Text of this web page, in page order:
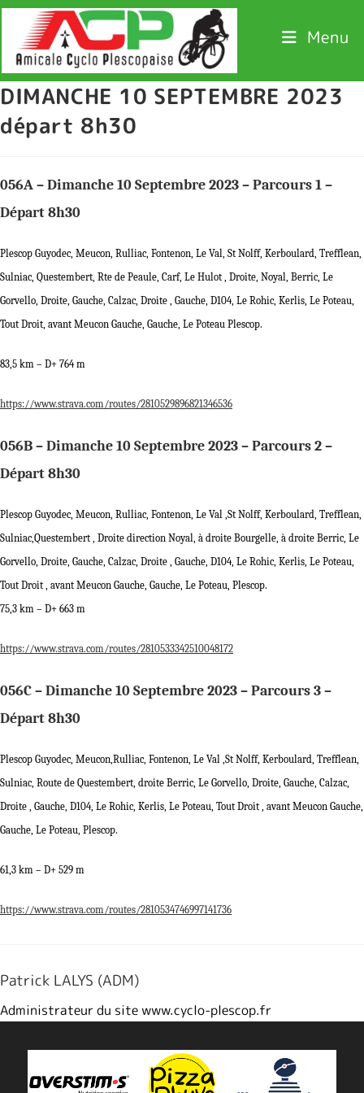
Menu
DIMANCHE 10 SEPTEMBRE 2023
départ 8h30
056A – Dimanche 10 Septembre 2023 – Parcours 1 –
Départ 8h30
Plescop Guyodec, Meucon, Rulliac, Fontenon, Le Val, St Nolff, Kerboulard, Trefflean,
Sulniac, Questembert, Rte de Peaule, Carf, Le Hulot , Droite, Noyal, Berric, Le
Gorvello, Droite, Gauche, Calzac, Droite , Gauche, D104, Le Rohic, Kerlis, Le Poteau,
Tout Droit, avant Meucon Gauche, Gauche, Le Poteau Plescop.
83,5 km – D+ 764 m
https://www.strava.com/routes/2810529896821346536
056B – Dimanche 10 Septembre 2023 – Parcours 2 –
Départ 8h30
Plescop Guyodec, Meucon, Rulliac, Fontenon, Le Val ,St Nolff, Kerboulard, Trefflean,
Sulniac,Questembert , Droite direction Noyal, à droite Bourgelle, à droite Berric, Le
Gorvello, Droite, Gauche, Calzac, Droite , Gauche, D104, Le Rohic, Kerlis, Le Poteau,
Tout Droit , avant Meucon Gauche, Gauche, Le Poteau, Plescop.
75,3 km – D+ 663 m
https://www.strava.com/routes/2810533342510048172
056C – Dimanche 10 Septembre 2023 – Parcours 3 –
Départ 8h30
Plescop Guyodec, Meucon,Rulliac, Fontenon, Le Val ,St Nolff, Kerboulard, Trefflean,
Sulniac, Route de Questembert, droite Berric, Le Gorvello, Droite, Gauche, Calzac,
Droite , Gauche, D104, Le Rohic, Kerlis, Le Poteau, Tout Droit , avant Meucon Gauche,
Gauche, Le Poteau, Plescop.
61,3 km – D+ 529 m
https://www.strava.com/routes/2810534746997141736
Patrick LALYS (ADM)
Administrateur du site www.cyclo-plescop.fr